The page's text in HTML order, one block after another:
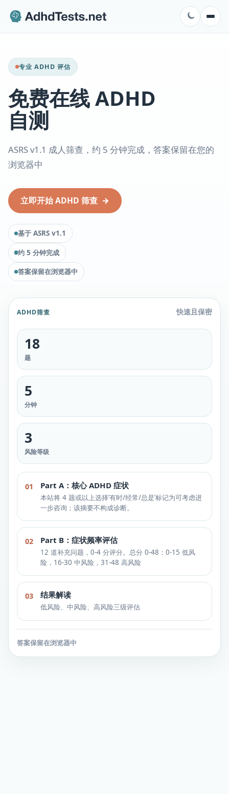
专业 ADHD 评估
免费在线 ADHD
自测
ASRS v1.1 成人筛查，约 5 分钟完成，答案保留在您的
浏览器中
立即开始 ADHD 筛查 →
基于 ASRS v1.1
约 5 分钟完成
答案保留在浏览器中
ADHD筛查 快速且保密
18
题
5
分钟
3
风险等级
01 Part A：核心 ADHD 症状
本站将 4 题或以上选择‘有时/经常/总是’标记为可考虑进
一步咨询；该摘要不构成诊断。
02 Part B：症状频率评估
12 道补充问题，0-4 分评分。总分 0-48：0-15 低风
险，16-30 中风险，31-48 高风险
03 结果解读
低风险、中风险、高风险三级评估
答案保留在浏览器中